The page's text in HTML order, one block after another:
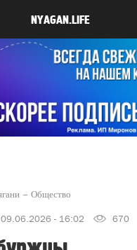
NYAGAN.LIFE
Общество
09.06.2026 - 16:02 670